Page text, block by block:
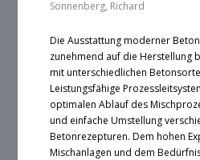
Sonnenberg, Richard
Die Ausstattung moderner
zunehmend auf die Herstellung
mit unterschiedlichen
Leistungsfähige
optimalen Ablauf des
und einfache Umstellung
Betonrezepturen. Dem hohen
Mischanlagen und dem